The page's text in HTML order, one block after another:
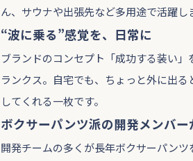
ん、サウナや出張先など多用途で活躍し
“波に乗る”感覚を、日常に
ブランドのコンセプト「成功する装い
ランクス。自宅でも、ちょっと外に出
してくれる一枚です。
ボクサーパンツ派の開発メンバ
開発チームの多くが長年ボクサーパン